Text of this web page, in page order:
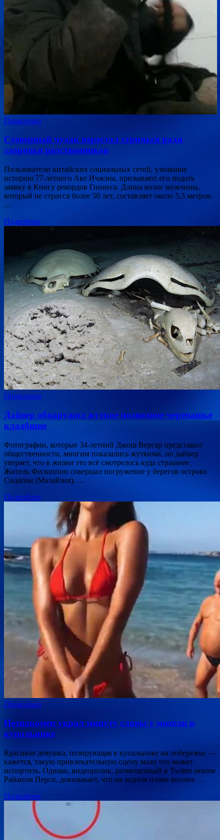
Прикольно
Суеверный чудак перестал стричься ради
здоровья родственников
Пользователи китайских социальных сетей, узнавшие
историю 77-летнего Аке Ичжэна, призывают его подать
заявку в Книгу рекордов Гиннеса. Длина волос мужчины,
который не стригся более 50 лет, составляет около 5,5 метров.
…
Подробнее
Прикольно
Дайвер обнаружил жуткое подводное черепашье
кладбище
Фотографии, которые 34-летний Джош Вергар представил
общественности, многим показались жуткими, но дайвер
уверяет, что в жизни это всё смотрелось куда страшнее.
Житель Филиппин совершал погружение у берегов острова
Сидапан (Малайзия), …
Подробнее
Прикольно
Незнакомец украл минуту славы у модели в
купальнике
Красивая девушка, позирующая в купальнике на побережье —
кажется, такую привлекательную сцену мало что может
испортить. Однако, видеоролик, размещенный в Twitter неким
Райаном Перси, доказывает, что на заднем плане вполне …
Подробнее